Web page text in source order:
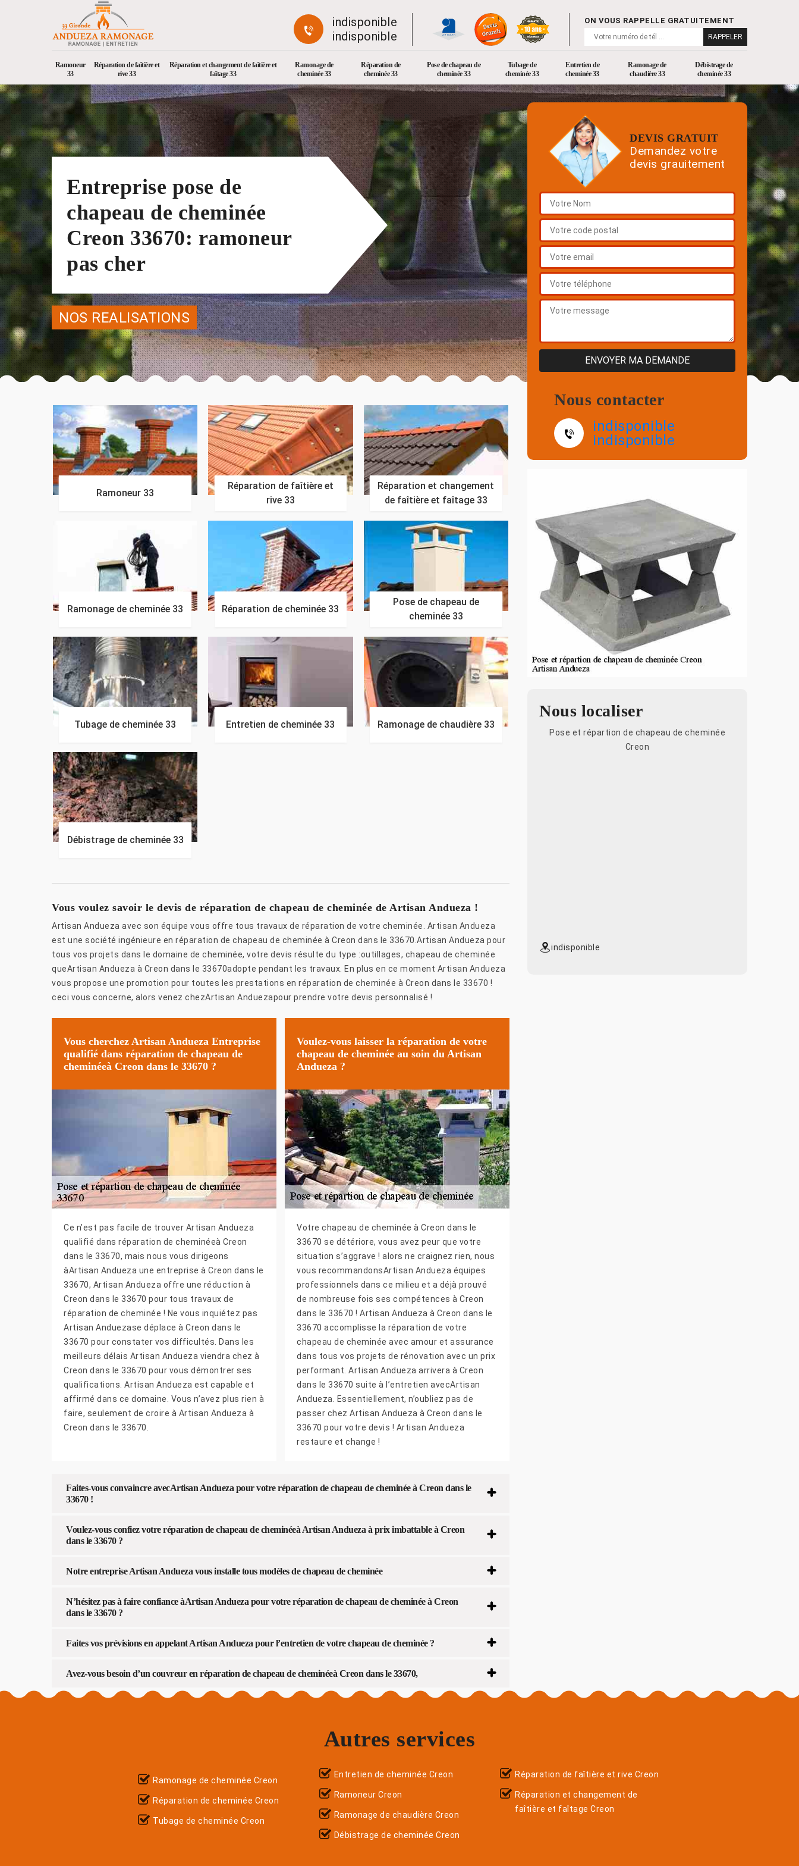
indisponible
indisponible
ON VOUS RAPPELLE GRATUITEMENT
Ramoneur
33
Réparation de faîtière et
rive 33
Réparation et changement de faîtière et
faîtage 33
Ramonage de
cheminée 33
Réparation de
cheminée 33
Pose de chapeau de
cheminée 33
Tubage de
cheminée 33
Entretien de
cheminée 33
Ramonage de
chaudière 33
Débistrage de
cheminée 33
Entreprise pose de
chapeau de cheminée
Creon 33670: ramoneur
pas cher
NOS REALISATIONS
Ramoneur 33
Réparation de faîtière et
rive 33
Réparation et changement
de faîtière et faîtage 33
Ramonage de cheminée 33 Réparation de cheminée 33
Pose de chapeau de
cheminée 33
Tubage de cheminée 33 Entretien de cheminée 33 Ramonage de chaudière 33
Débistrage de cheminée 33
Vous voulez savoir le devis de réparation de chapeau de cheminée de Artisan Andueza !
Artisan Andueza avec son équipe vous offre tous travaux de réparation de votre cheminée. Artisan Andueza
est une société ingénieure en réparation de chapeau de cheminée à Creon dans le 33670.Artisan Andueza pour
tous vos projets dans le domaine de cheminée, votre devis résulte du type :outillages, chapeau de cheminée
queArtisan Andueza à Creon dans le 33670adopte pendant les travaux. En plus en ce moment Artisan Andueza
vous propose une promotion pour toutes les prestations en réparation de cheminée à Creon dans le 33670 !
ceci vous concerne, alors venez chezArtisan Anduezapour prendre votre devis personnalisé !
Vous cherchez Artisan Andueza Entreprise
qualifié dans réparation de chapeau de
cheminéeà Creon dans le 33670 ?
Ce n’est pas facile de trouver Artisan Andueza
qualifié dans réparation de cheminéeà Creon
dans le 33670, mais nous vous dirigeons
àArtisan Andueza une entreprise à Creon dans le
33670, Artisan Andueza offre une réduction à
Creon dans le 33670 pour tous travaux de
réparation de cheminée ! Ne vous inquiétez pas
Artisan Anduezase déplace à Creon dans le
33670 pour constater vos difficultés. Dans les
meilleurs délais Artisan Andueza viendra chez à
Creon dans le 33670 pour vous démontrer ses
qualifications. Artisan Andueza est capable et
affirmé dans ce domaine. Vous n’avez plus rien à
faire, seulement de croire à Artisan Andueza à
Creon dans le 33670.
Voulez-vous laisser la réparation de votre
chapeau de cheminée au soin du Artisan
Andueza ?
Votre chapeau de cheminée à Creon dans le
33670 se détériore, vous avez peur que votre
situation s’aggrave ! alors ne craignez rien, nous
vous recommandonsArtisan Andueza équipes
professionnels dans ce milieu et a déjà prouvé
de nombreuse fois ses compétences à Creon
dans le 33670 ! Artisan Andueza à Creon dans le
33670 accomplisse la réparation de votre
chapeau de cheminée avec amour et assurance
dans tous vos projets de rénovation avec un prix
performant. Artisan Andueza arrivera à Creon
dans le 33670 suite à l’entretien avecArtisan
Andueza. Essentiellement, n’oubliez pas de
passer chez Artisan Andueza à Creon dans le
33670 pour votre devis ! Artisan Andueza
restaure et change !
Faites-vous convaincre avecArtisan Andueza pour votre réparation de chapeau de cheminée à Creon dans le
33670 !
Voulez-vous confiez votre réparation de chapeau de cheminéeà Artisan Andueza à prix imbattable à Creon
dans le 33670 ?
Notre entreprise Artisan Andueza vous installe tous modèles de chapeau de cheminée
N’hésitez pas à faire confiance àArtisan Andueza pour votre réparation de chapeau de cheminée à Creon
dans le 33670 ?
Faites vos prévisions en appelant Artisan Andueza pour l’entretien de votre chapeau de cheminée ?
Avez-vous besoin d’un couvreur en réparation de chapeau de cheminéeà Creon dans le 33670,
DEVIS GRATUIT
Demandez votre
devis grauitement
Nous contacter
indisponible
indisponible
Nous localiser
Pose et répartion de chapeau de cheminée
Creon
indisponible
Autres services
Ramonage de cheminée Creon
Réparation de cheminée Creon
Tubage de cheminée Creon
Entretien de cheminée Creon
Ramoneur Creon
Ramonage de chaudière Creon
Débistrage de cheminée Creon
Réparation de faîtière et rive Creon
Réparation et changement de
faîtière et faîtage Creon